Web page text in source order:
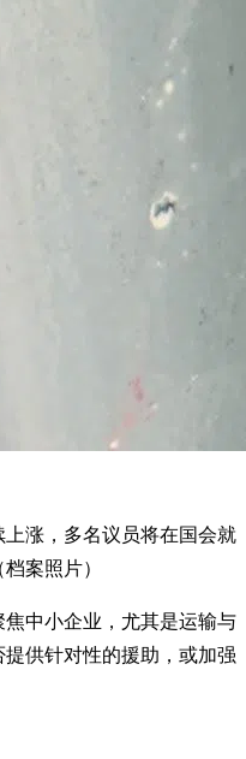
涨，多名议员将在国会就
案照片）
中小企业，尤其是运输与
供针对性的援助，或加强